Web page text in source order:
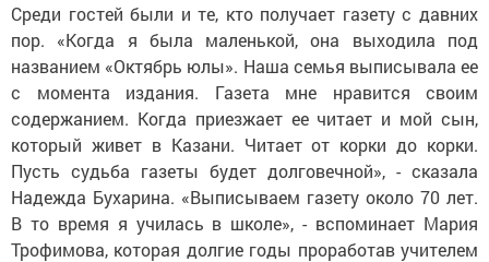
Среди гостей были и те, кто получает газету с давних
пор. «Когда я была маленькой, она выходила под
названием «Октябрь юлы». Наша семья выписывала ее
с момента издания. Газета мне нравится своим
содержанием. Когда приезжает ее читает и мой сын,
который живет в Казани. Читает от корки до корки.
Пусть судьба газеты будет долговечной», - сказала
Надежда Бухарина. «Выписываем газету около 70 лет.
В то время я училась в школе», - вспоминает Мария
Трофимова, которая долгие годы проработав учителем